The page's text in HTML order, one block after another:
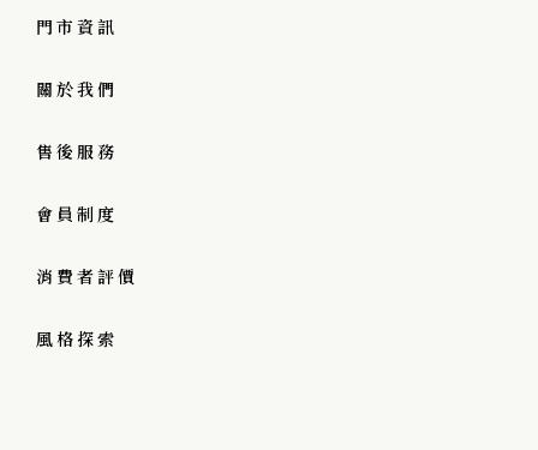
門市資訊
關於我們
售後服務
會員制度
消費者評價
風格探索